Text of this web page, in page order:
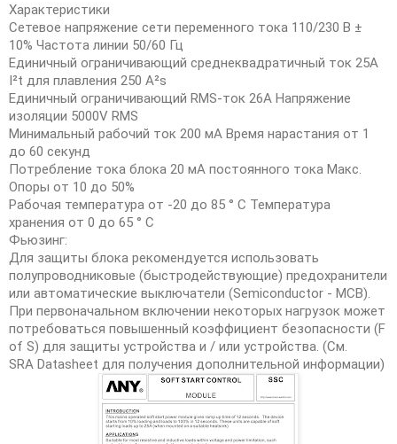
Характеристики
Сетевое напряжение сети переменного тока 110/230 В ±
10% Частота линии 50/60 Гц
Единичный ограничивающий среднеквадратичный ток 25A
I²t для плавления 250 A²s
Единичный ограничивающий RMS-ток 26A Напряжение
изоляции 5000V RMS
Минимальный рабочий ток 200 мА Время нарастания от 1
до 60 секунд
Потребление тока блока 20 мА постоянного тока Макс.
Опоры от 10 до 50%
Рабочая температура от -20 до 85 ° C Температура
хранения от 0 до 65 ° C
Фьюзинг:
Для защиты блока рекомендуется использовать
полупроводниковые (быстродействующие) предохранители
или автоматические выключатели (Semiconductor - MCB).
При первоначальном включении некоторых нагрузок может
потребоваться повышенный коэффициент безопасности (F
of S) для защиты устройства и / или устройства. (См.
SRA Datasheet для получения дополнительной информации)